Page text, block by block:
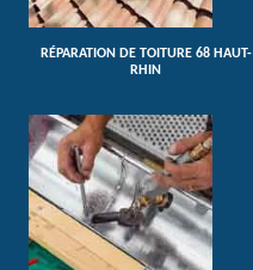
RÉPARATION DE TOITURE 68 HAUT-
RHIN